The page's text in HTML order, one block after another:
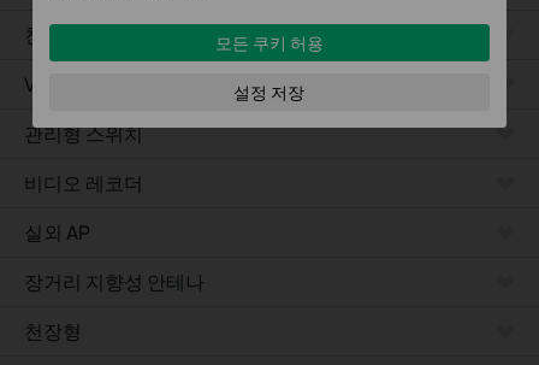
천장형 AP
VPN 라우터
관리형 스위치
비디오 레코더
실외 AP
장거리 지향성 안테나
천장형
모든 쿠키 허용
설정 저장